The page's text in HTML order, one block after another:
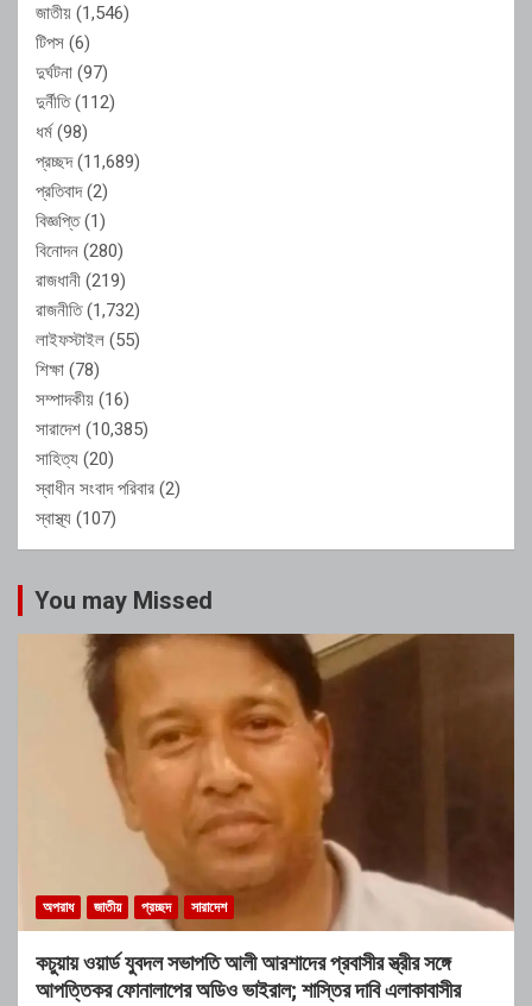
জাতীয় (1,546)
টিপস (6)
দুর্ঘটনা (97)
দুর্নীতি(112)
ধর্ম(98)
প্রচ্ছদ(11,689)
প্রতিবাদ(2)
বিজ্ঞপ্তি(1)
বিনোদন (280)
রাজধানী (219)
রাজনীতি(1,732)
লাইফস্টাইল (55)
শিক্ষা (78)
সম্পাদকীয় (16)
সারাদেশ (10,385)
সাহিত্য (20)
স্বাধীন সংবাদ পরিবার (2)
স্বাস্থ্য (107)
You may Missed
অপরাধ জাতীয় প্রচ্ছদ সারাদেশ
কচুয়ায় ওয়ার্ড যুবদল সভাপতি আলী আরশাদের প্রবাসীর স্ত্রীর সঙ্গে
আপত্তিকর ফোনালাপের অডিও ভাইরাল; শাস্তির দাবি এলাকাবাসীর